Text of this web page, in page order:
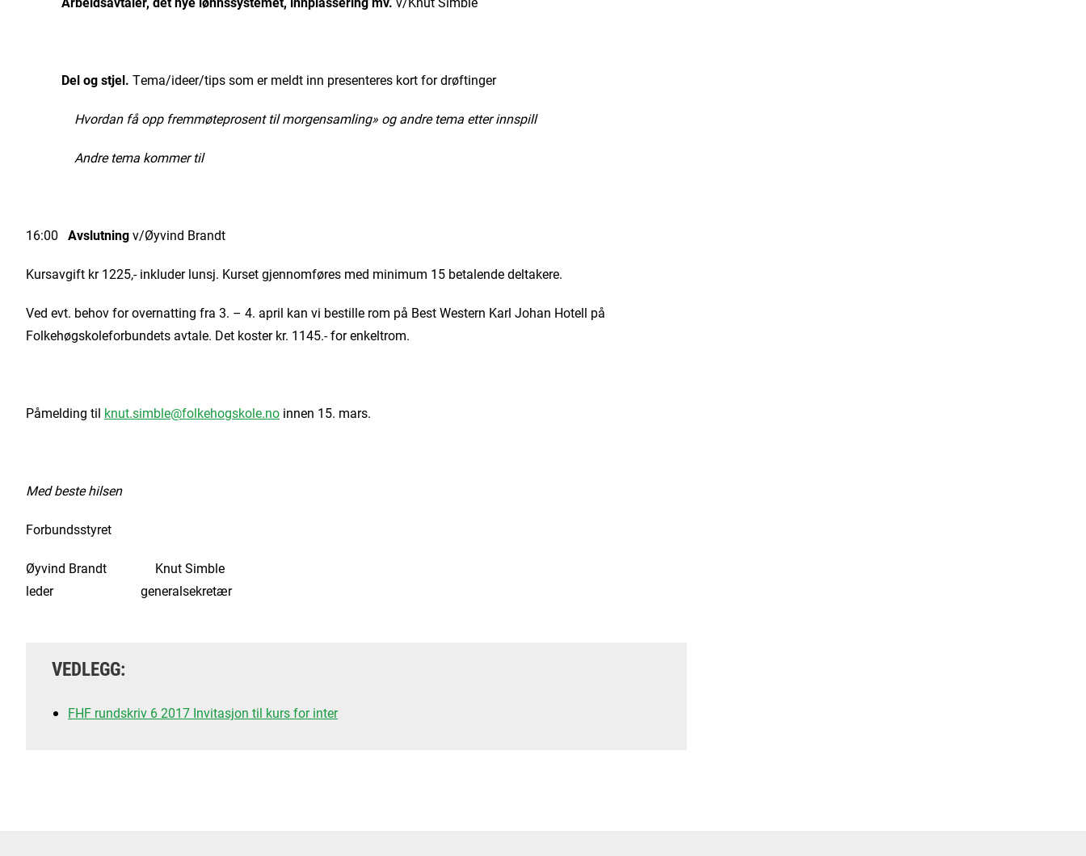
Del og stjel. Tema/ideer/tips som er meldt inn presenteres kort for drøftinger
Hvordan få opp fremmøteprosent til morgensamling» og andre tema etter innspill
Andre tema kommer til
16:00 Avslutningv/Øyvind Brandt
Kursavgift kr 1225,- inkluder lunsj. Kurset gjennomføres med minimum 15 betalende deltakere.
Ved evt. behov for overnatting fra 3. – 4. april kan vi bestille rom på Best Western Karl Johan Hotell på
Folkehøgskoleforbundets avtale. Det koster kr. 1145.- for enkeltrom.
Påmelding til knut.simble@folkehogskole.no innen 15. mars.
Med beste hilsen
Forbundsstyret
Øyvind Brandt Knut Simble
leder generalsekretær
VEDLEGG:
FHF rundskriv 6 2017 Invitasjon til kurs for inter